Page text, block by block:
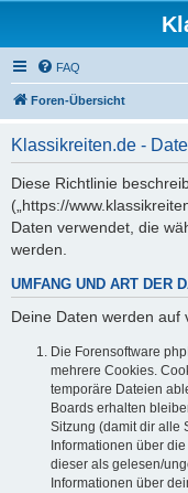
FAQ
Foren-Übersicht
Klassikreiten.de -
Diese Richtlinie
(„https://
Daten verwendet, die
werden.
UMFANG UND ART DER
Deine Daten werden auf
Die Forensoftware
mehrere Cookies.
temporäre Dateien
Boards erhalten
Sitzung (damit dir alle
Informationen über
dieser als gelesen/
Informationen über